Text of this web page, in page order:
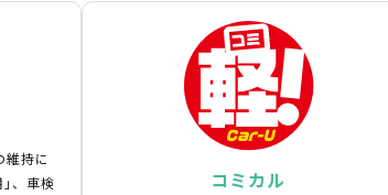
維持に
、車検
コミカル